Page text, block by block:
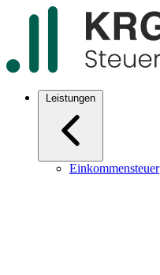
Leistungen
Einkommensteuer